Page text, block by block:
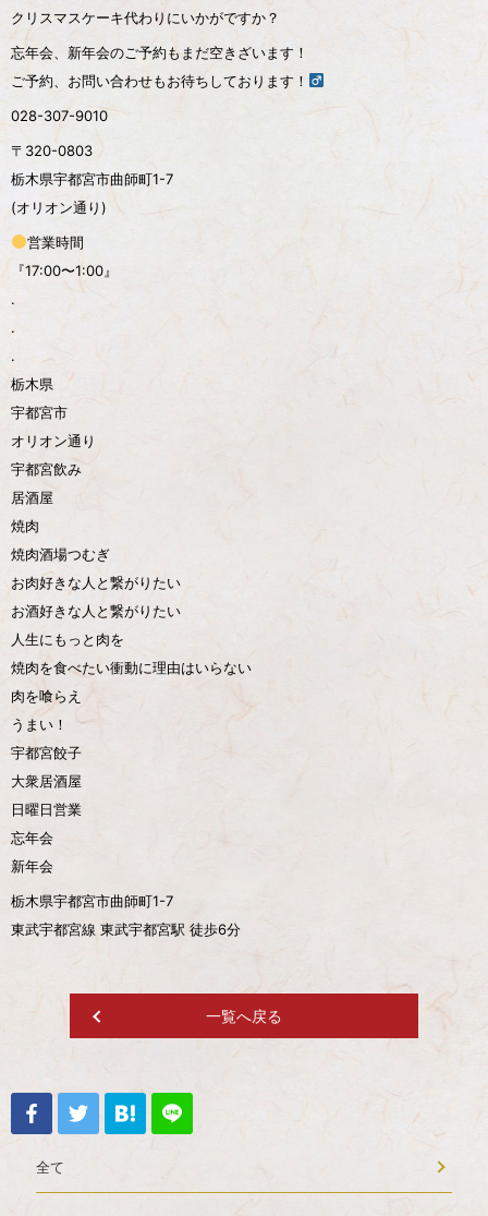
クリスマスケーキ代わりにいかがですか？
忘年会、新年会のご予約もまだ空きざいます！
ご予約、お問い合わせもお待ちしております！‍
️028-307-9010
〒320-0803
栃木県宇都宮市曲師町1-7
(オリオン通り)
営業時間
『17:00〜1:00』
.
.
.
栃木県
宇都宮市
オリオン通り
宇都宮飲み
居酒屋
焼肉
焼肉酒場つむぎ
お肉好きな人と繋がりたい
お酒好きな人と繋がりたい
人生にもっと肉を
焼肉を食べたい衝動に理由はいらない
肉を喰らえ
うまい！
宇都宮餃子
大衆居酒屋
日曜日営業
忘年会
新年会
栃木県宇都宮市曲師町1-7
東武宇都宮線 東武宇都宮駅 徒歩6分
一覧へ戻る
全て